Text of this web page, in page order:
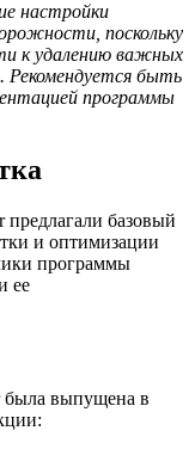
настройки
поскольку
к удалению важных
Рекомендуется быть
программы
базовый
и оптимизации
программы
ее
была выпущена в